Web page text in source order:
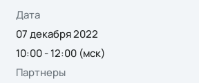
Дата
07 декабря 2022
10:00 - 12:00 (мск)
Партнеры